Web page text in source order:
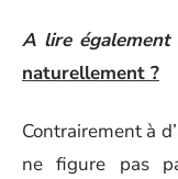
A lire également
naturellement ?
Contrairement à
ne figure pas